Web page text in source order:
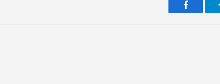
Facebook